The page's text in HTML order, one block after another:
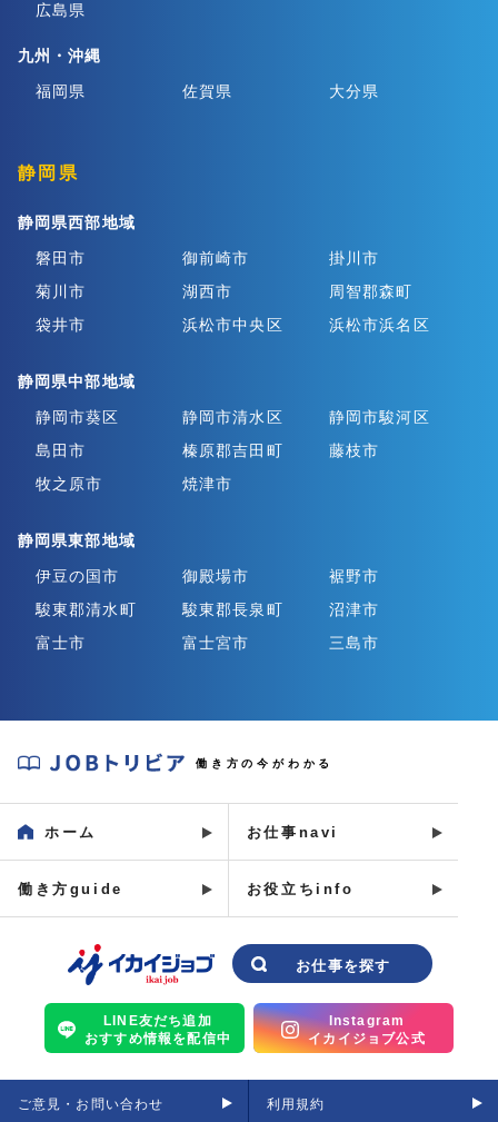
広島県
九州・沖縄
福岡県
佐賀県 大分県
静岡県
静岡県西部地域
磐田市
御前崎市
掛川市
菊川市
湖西市
周智郡森町
袋井市
浜松市中央区 浜松市浜名区
静岡県中部地域
静岡市葵区
静岡市清水区
静岡市駿河区
島田市
榛原郡吉田町
藤枝市
牧之原市
焼津市
静岡県東部地域
伊豆の国市
御殿場市
裾野市
駿東郡清水町
駿東郡長泉町
沼津市
富士市
富士宮市 三島市
J
B
リ
ビ
働き方の今がわかる
ホーム お仕事navi
働き方guide お役立ちinfo
イ
イ
ジ
ョ
ブ
お仕事を探す
LINE友だち追加
おすすめ情報を配信中
Instagram
イカイジョブ公式
ご意見・お問い合わせ 利用規約